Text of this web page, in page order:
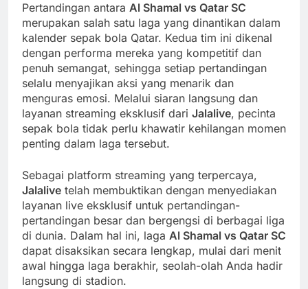
Pertandingan antara Al Shamal vs Qatar SC
merupakan salah satu laga yang dinantikan dalam
kalender sepak bola Qatar. Kedua tim ini dikenal
dengan performa mereka yang kompetitif dan
penuh semangat, sehingga setiap pertandingan
selalu menyajikan aksi yang menarik dan
menguras emosi. Melalui siaran langsung dan
layanan streaming eksklusif dari Jalalive, pecinta
sepak bola tidak perlu khawatir kehilangan momen
penting dalam laga tersebut.
Sebagai platform streaming yang terpercaya,
Jalalive telah membuktikan dengan menyediakan
layanan live eksklusif untuk pertandingan-
pertandingan besar dan bergengsi di berbagai liga
di dunia. Dalam hal ini, laga Al Shamal vs Qatar SC
dapat disaksikan secara lengkap, mulai dari menit
awal hingga laga berakhir, seolah-olah Anda hadir
langsung di stadion.